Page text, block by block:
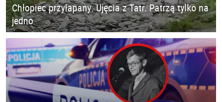
Chłopiec przyłapany. Ujęcia z Tatr. Patrzą tylko na
jedno